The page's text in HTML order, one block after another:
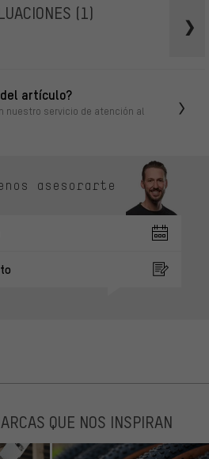
(1)
artículo?
nuestro servicio de atención al
asesorarte
QUE NOS INSPIRAN